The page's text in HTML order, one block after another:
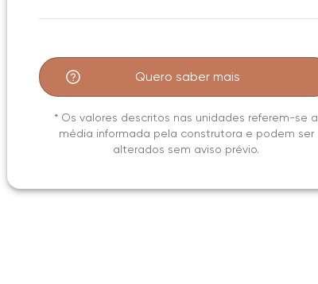
Quero saber mais
* Os valores descritos nas unidades referem-se a
média informada pela construtora e podem ser
alterados sem aviso prévio.